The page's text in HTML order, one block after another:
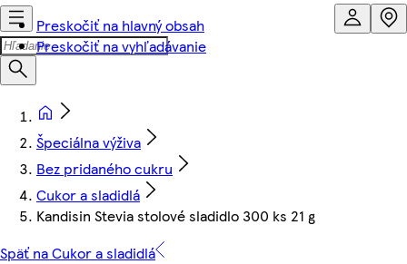
Preskočiť na hlavný obsah
Preskočiť na vyhľadávanie
Špeciálna výživa
Bez pridaného cukru
Cukor a sladidlá
Kandisin Stevia stolové sladidlo 300 ks 21 g
Späť na Cukor a sladidlá